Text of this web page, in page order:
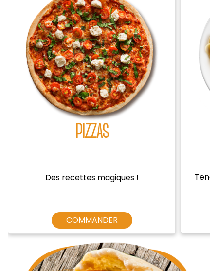
Zones de Livraison
PIZZAS
Des recettes magiques !
COMMANDER